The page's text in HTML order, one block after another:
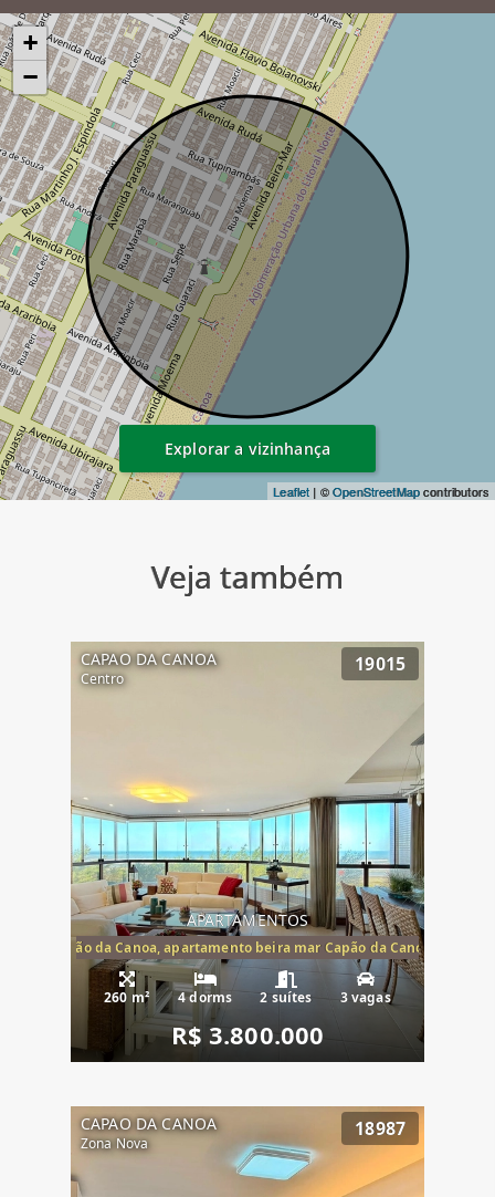
+
−
Leaflet | ©OpenStreetMapcontributors
Explorar a vizinhança
Veja também
CAPAO DA CANOA
Centro
19015
APARTAMENTOS
mar Capão da Canoa, apartamento beira mar Capão da Canoa,
260 m² 4 dorms 2 suítes 3 vagas
R$ 3.800.000
CAPAO DA CANOA
Zona Nova
18987